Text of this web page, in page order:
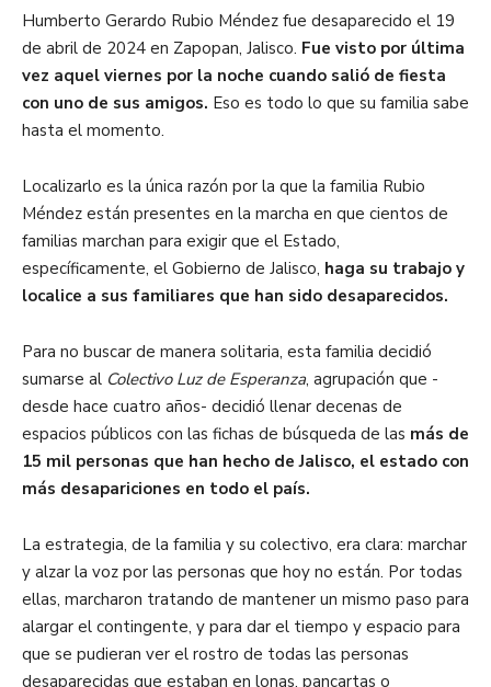
Humberto Gerardo Rubio Méndez fue desaparecido el 19
de abril de 2024 en Zapopan, Jalisco. Fue visto por última
vez aquel viernes por la noche cuando salió de fiesta
con uno de sus amigos. Eso es todo lo que su familia sabe
hasta el momento.
Localizarlo es la única razón por la que la familia Rubio
Méndez están presentes en la marcha en que cientos de
familias marchan para exigir que el Estado,
específicamente, el Gobierno de Jalisco, haga su trabajo y
localice a sus familiares que han sido desaparecidos.
Para no buscar de manera solitaria, esta familia decidió
sumarse al Colectivo Luz de Esperanza, agrupación que -
desde hace cuatro años- decidió llenar decenas de
espacios públicos con las fichas de búsqueda de las más de
15 mil personas que han hecho de Jalisco, el estado con
más desapariciones en todo el país.
La estrategia, de la familia y su colectivo, era clara: marchar
y alzar la voz por las personas que hoy no están. Por todas
ellas, marcharon tratando de mantener un mismo paso para
alargar el contingente, y para dar el tiempo y espacio para
que se pudieran ver el rostro de todas las personas
desaparecidas que estaban en lonas, pancartas o